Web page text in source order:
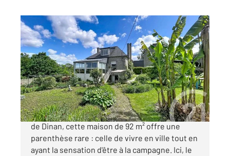
DINAN 22
92 m2, 6 pièces
Ref : 22044
Maison à vendre
360 000 €
Nichée au fond d'une impasse confidentielle
de Dinan, cette maison de 92 m² offre une
parenthèse rare : celle de vivre en ville tout en
ayant la sensation d'être à la campagne. Ici, le